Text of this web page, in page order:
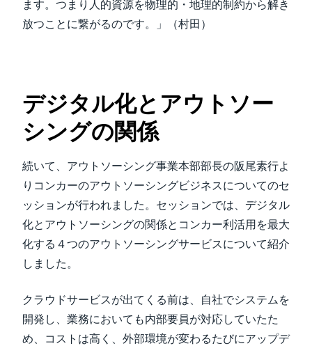
ます。つまり人的資源を物理的・地理的制約から解き
放つことに繋がるのです。」（村田）
デジタル化とアウトソー
シングの関係
続いて、アウトソーシング事業本部部長の阪尾素行よ
りコンカーのアウトソーシングビジネスについてのセ
ッションが行われました。セッションでは、デジタル
化とアウトソーシングの関係とコンカー利活用を最大
化する４つのアウトソーシングサービスについて紹介
しました。
クラウドサービスが出てくる前は、自社でシステムを
開発し、業務においても内部要員が対応していたた
め、コストは高く、外部環境が変わるたびにアップデ